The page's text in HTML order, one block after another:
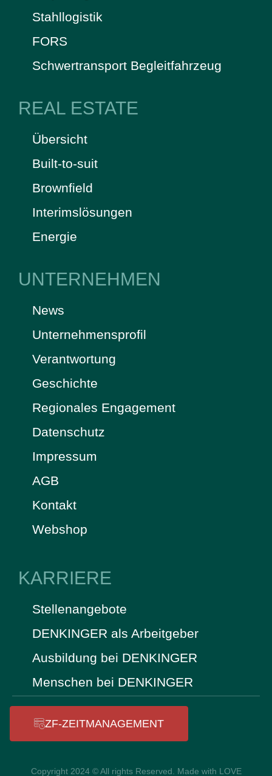
Stahllogistik
FORS
Schwertransport Begleitfahrzeug
REAL ESTATE
Übersicht
Built-to-suit
Brownfield
Interimslösungen
Energie
UNTERNEHMEN
News
Unternehmensprofil
Verantwortung
Geschichte
Regionales Engagement
Datenschutz
Impressum
AGB
Kontakt
Webshop
KARRIERE
Stellenangebote
DENKINGER als Arbeitgeber
Ausbildung bei DENKINGER
Menschen bei DENKINGER
ZF-ZEITMANAGEMENT
Copyright 2024 © All rights Reserved. Made with LOVE